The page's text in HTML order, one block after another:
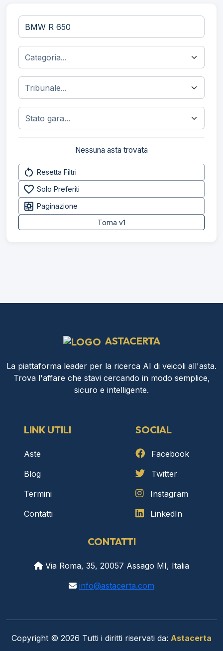
Nessuna asta trovata
restart_alt Resetta Filtri
favorite_border Solo Preferiti
pages Paginazione
Torna v1
ASTACERTA
La piattaforma leader per la ricerca AI di veicoli all'asta.
Trova l'affare che stavi cercando in modo semplice,
sicuro e intelligente.
LINK UTILI
Aste
Blog
Termini
Contatti
SOCIAL
Facebook
Twitter
Instagram
LinkedIn
CONTATTI
Via Roma, 35, 20057 Assago MI, Italia
info@astacerta.com
Copyright © 2026 Tutti i diritti riservati da: Astacerta